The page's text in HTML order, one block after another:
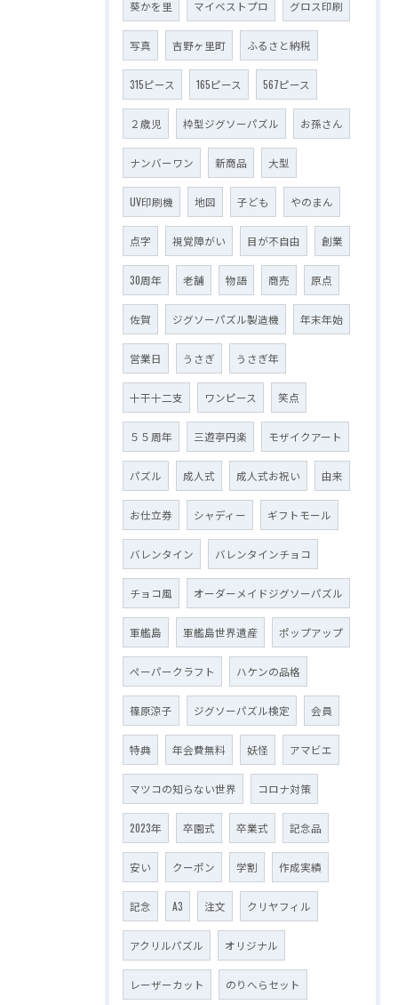
葵かを里 マイベストプロ グロス印刷
写真 吉野ヶ里町 ふるさと納税
315ピース 165ピース 567ピース
２歳児 枠型ジグソーパズル お孫さん
ナンバーワン 新商品 大型
UV印刷機 地図 子ども やのまん
点字 視覚障がい 目が不自由 創業
30周年 老舗 物語 商売 原点
佐賀 ジグソーパズル製造機 年末年始
営業日 うさぎ うさぎ年
十干十二支 ワンピース 笑点
５５周年 三遊亭円楽 モザイクアート
パズル 成人式 成人式お祝い 由来
お仕立券 シャディー ギフトモール
バレンタイン バレンタインチョコ
チョコ風 オーダーメイドジグソーパズル
軍艦島 軍艦島世界遺産 ポップアップ
ペーパークラフト ハケンの品格
篠原涼子 ジグソーパズル検定 会員
特典 年会費無料 妖怪 アマビエ
マツコの知らない世界 コロナ対策
2023年 卒園式 卒業式 記念品
安い クーポン 学割 作成実績
記念 A3 注文 クリヤフィル
アクリルパズル オリジナル
レーザーカット のりへらセット